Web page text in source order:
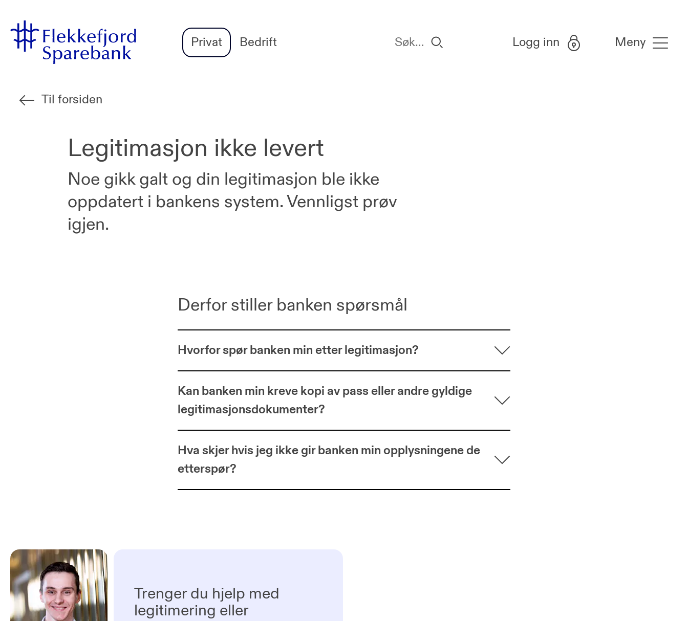
Sparebank
Privat
Bedrift Logg inn Meny
Til forsiden
Legitimasjon ikke levert
Noe gikk galt og din legitimasjon ble ikke
oppdatert i bankens system. Vennligst prøv
igjen.
Derfor stiller banken spørsmål
Hvorfor spør banken min etter legitimasjon?
Kan banken min kreve kopi av pass eller andre gyldige
legitimasjonsdokumenter?
Hva skjer hvis jeg ikke gir banken min opplysningene de
etterspør?
Trenger du hjelp med
legitimering eller
Miljøfyrtårn-